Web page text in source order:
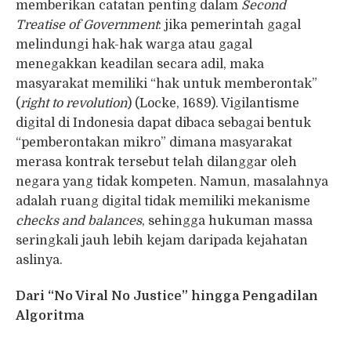
memberikan catatan penting dalam Second
Treatise of Government: jika pemerintah gagal
melindungi hak-hak warga atau gagal
menegakkan keadilan secara adil, maka
masyarakat memiliki “hak untuk memberontak”
(right to revolution) (Locke, 1689). Vigilantisme
digital di Indonesia dapat dibaca sebagai bentuk
“pemberontakan mikro” dimana masyarakat
merasa kontrak tersebut telah dilanggar oleh
negara yang tidak kompeten. Namun, masalahnya
adalah ruang digital tidak memiliki mekanisme
checks and balances, sehingga hukuman massa
seringkali jauh lebih kejam daripada kejahatan
aslinya.
Dari “No Viral No Justice” hingga Pengadilan
Algoritma